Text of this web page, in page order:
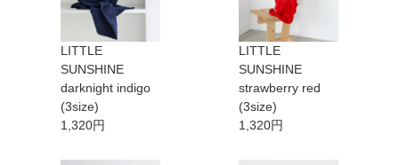
LITTLE
SUNSHINE
darknight indigo
(3size)
1,320円
LITTLE
SUNSHINE
strawberry red
(3size)
1,320円